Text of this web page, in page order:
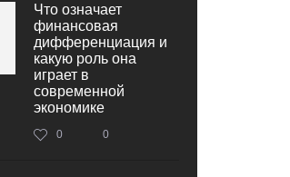
Что означает
финансовая
дифференциация и
какую роль она
играет в
современной
экономике
0 0